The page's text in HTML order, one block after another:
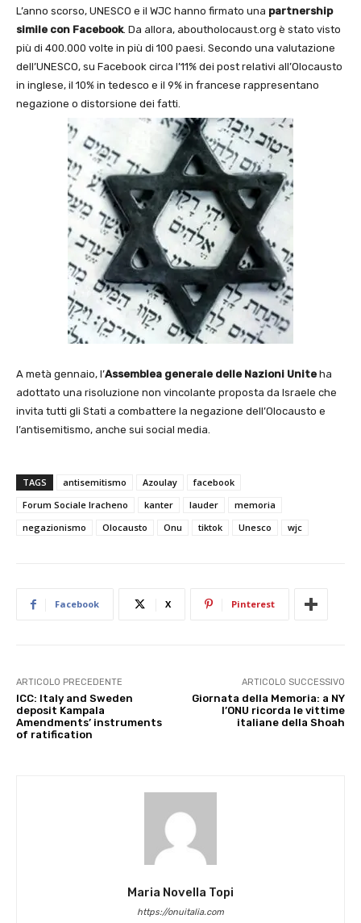
L’anno scorso, UNESCO e il WJC hanno firmato una partnership
simile con Facebook. Da allora, aboutholocaust.org è stato visto
più di 400.000 volte in più di 100 paesi. Secondo una valutazione
dell’UNESCO, su Facebook circa l’11% dei post relativi all’Olocausto
in inglese, il 10% in tedesco e il 9% in francese rappresentano
negazione o distorsione dei fatti.
A metà gennaio, l’Assemblea generale delle Nazioni Unite ha
adottato una risoluzione non vincolante proposta da Israele che
invita tutti gli Stati a combattere la negazione dell’Olocausto e
l’antisemitismo, anche sui social media.
TAGS antisemitismo Azoulay
facebook
Forum Sociale Iracheno
kanter lauder
memoria
negazionismo
Olocausto Onu tiktok Unesco wjc
Facebook X Pinterest
ARTICOLO PRECEDENTE
ICC: Italy and Sweden
deposit Kampala
Amendments’ instruments
of ratification
ARTICOLO SUCCESSIVO
Giornata della Memoria: a NY
l’ONU ricorda le vittime
italiane della Shoah
Maria Novella Topi
https://onuitalia.com